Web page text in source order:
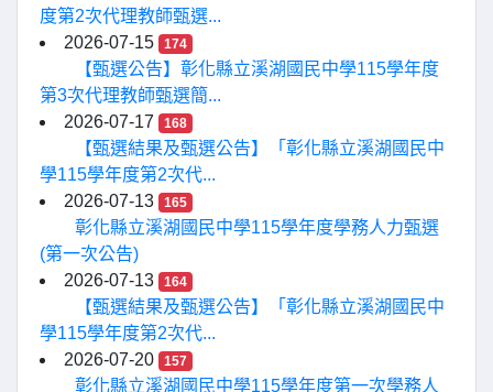
度第2次代理教師甄選...
2026-07-15
174
【甄選公告】彰化縣立溪湖國民中學115學年度
第3次代理教師甄選簡...
2026-07-17
168
【甄選結果及甄選公告】「彰化縣立溪湖國民中
學115學年度第2次代...
2026-07-13
165
彰化縣立溪湖國民中學115學年度學務人力甄選
(第一次公告)
2026-07-13
164
【甄選結果及甄選公告】「彰化縣立溪湖國民中
學115學年度第2次代...
2026-07-20
157
彰化縣立溪湖國民中學115學年度第一次學務人